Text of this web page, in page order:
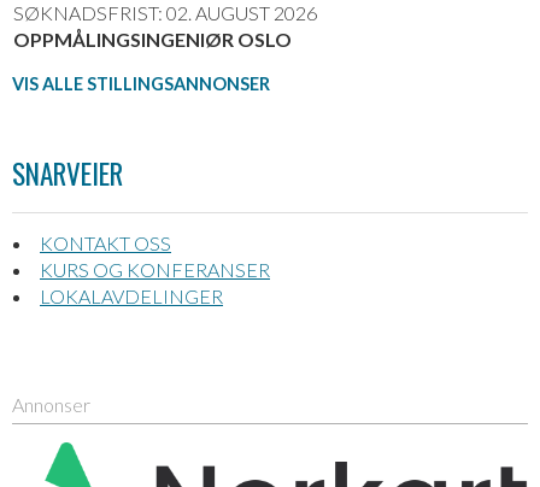
SØKNADSFRIST: 02. AUGUST 2026
OPPMÅLINGSINGENIØR OSLO
VIS ALLE STILLINGSANNONSER
SNARVEIER
KONTAKT OSS
KURS OG KONFERANSER
LOKALAVDELINGER
Annonser